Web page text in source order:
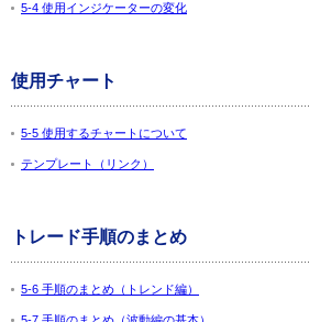
5-4 使用インジケーターの変化
使用チャート
5-5 使用するチャートについて
テンプレート（リンク）
トレード手順のまとめ
5-6 手順のまとめ（トレンド編）